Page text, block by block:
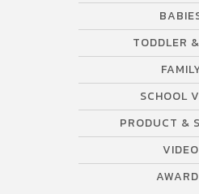
TODDLER
SCHOOL
PRODUCT &
VIDEO